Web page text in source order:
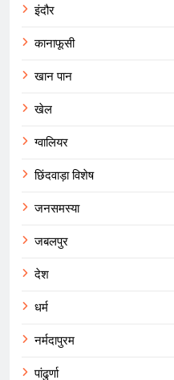
इंदौर
कानाफूसी
खान पान
खेल
ग्वालियर
छिंदवाड़ा विशेष
जनसमस्या
जबलपुर
देश
धर्म
नर्मदापुरम
पांढुर्णा